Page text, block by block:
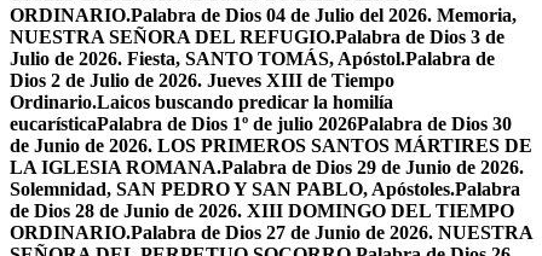
ORDINARIO.Palabra de Dios 04 de Julio del 2026. Memoria,
NUESTRA SEÑORA DEL REFUGIO.Palabra de Dios 3 de
Julio de 2026. Fiesta, SANTO TOMÁS, Apóstol.Palabra de
Dios 2 de Julio de 2026. Jueves XIII de Tiempo
Ordinario.Laicos buscando predicar la homilía
eucarísticaPalabra de Dios 1º de julio 2026Palabra de Dios 30
de Junio de 2026. LOS PRIMEROS SANTOS MÁRTIRES DE
LA IGLESIA ROMANA.Palabra de Dios 29 de Junio de 2026.
Solemnidad, SAN PEDRO Y SAN PABLO, Apóstoles.Palabra
de Dios 28 de Junio de 2026. XIII DOMINGO DEL TIEMPO
ORDINARIO.Palabra de Dios 27 de Junio de 2026. NUESTRA